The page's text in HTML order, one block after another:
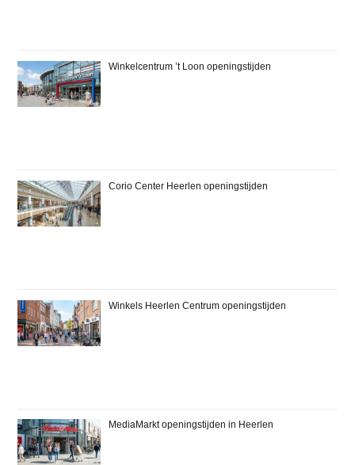
Winkelcentrum ’t Loon openingstijden
Corio Center Heerlen openingstijden
Winkels Heerlen Centrum openingstijden
MediaMarkt openingstijden in Heerlen